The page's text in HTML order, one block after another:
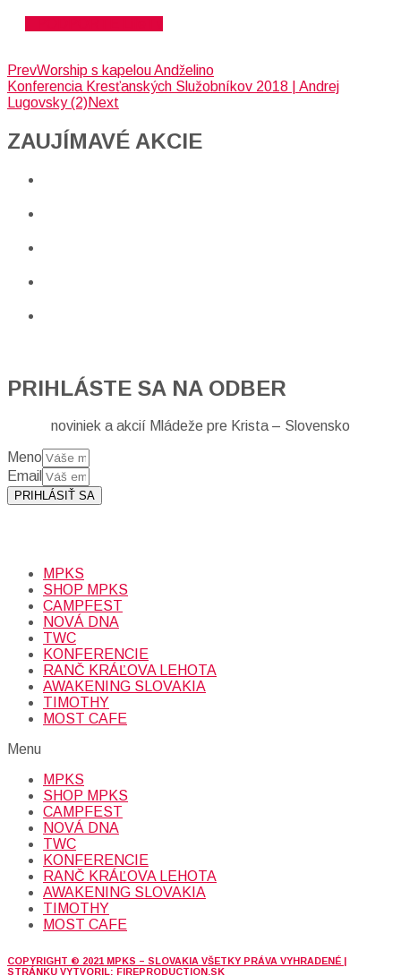
PrevWorship s kapelou Andželino
Konferencia Kresťanských Služobníkov 2018 | Andrej
Lugovsky (2)Next
ZAUJÍMAVÉ AKCIE​
PRIHLÁSTE SA NA ODBER
noviniek a akcií Mládeže pre Krista – Slovensko
Meno
Email
PRIHLÁSIŤ SA
MPKS
SHOP MPKS
CAMPFEST
NOVÁ DNA
TWC
KONFERENCIE
RANČ KRÁĽOVA LEHOTA
AWAKENING SLOVAKIA
TIMOTHY
MOST CAFE
Menu
MPKS
SHOP MPKS
CAMPFEST
NOVÁ DNA
TWC
KONFERENCIE
RANČ KRÁĽOVA LEHOTA
AWAKENING SLOVAKIA
TIMOTHY
MOST CAFE
COPYRIGHT © 2021 MPKS – SLOVAKIA VŠETKY PRÁVA VYHRADENÉ |
STRÁNKU VYTVORIL: FIREPRODUCTION.SK